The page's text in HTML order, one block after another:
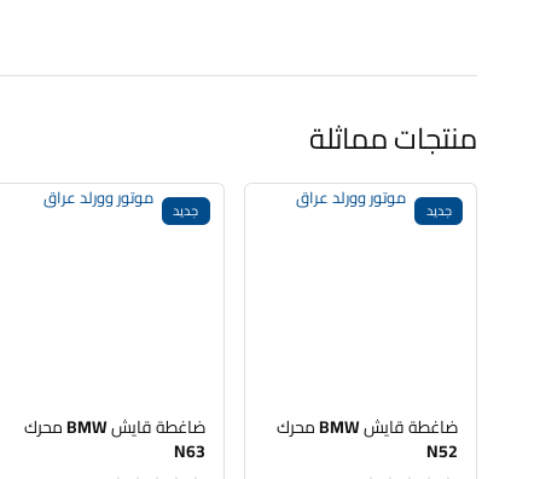
منتجات مماثلة
جديد
ضاغطة قايش BMW محرك
N52
جديد
ضاغطة قايش BMW محرك
N63